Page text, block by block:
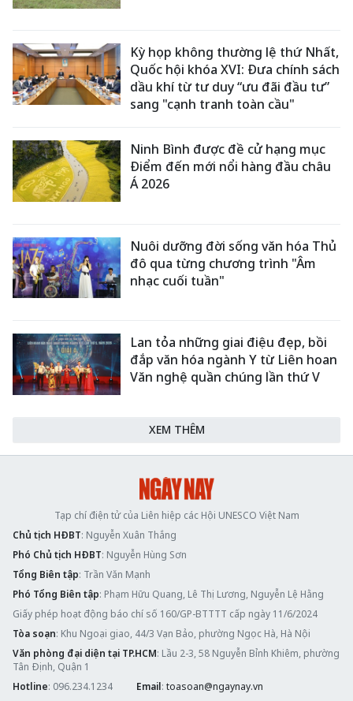
Kỳ họp không thường lệ thứ Nhất,
Quốc hội khóa XVI: Đưa chính sách
dầu khí từ tư duy “ưu đãi đầu tư”
sang "cạnh tranh toàn cầu"
Ninh Bình được đề cử hạng mục
Điểm đến mới nổi hàng đầu châu
Á 2026
Nuôi dưỡng đời sống văn hóa Thủ
đô qua từng chương trình "Âm
nhạc cuối tuần"
Lan tỏa những giai điệu đẹp, bồi
đắp văn hóa ngành Y từ Liên hoan
Văn nghệ quần chúng lần thứ V
XEM THÊM
Tạp chí điện tử của Liên hiệp các Hội UNESCO Việt Nam
Chủ tịch HĐBT: Nguyễn Xuân Thắng
Phó Chủ tịch HĐBT: Nguyễn Hùng Sơn
Tổng Biên tập: Trần Văn Mạnh
Phó Tổng Biên tập: Phạm Hữu Quang, Lê Thị Lương, Nguyễn Lệ Hằng
Giấy phép hoạt động báo chí số 160/GP-BTTTT cấp ngày 11/6/2024
Tòa soạn: Khu Ngoại giao, 44/3 Vạn Bảo, phường Ngọc Hà, Hà Nội
Văn phòng đại diện tại TP.HCM: Lầu 2-3, 58 Nguyễn Bỉnh Khiêm, phường
Tân Định, Quận 1
Hotline: 096.234.1234 Email: toasoan@ngaynay.vn